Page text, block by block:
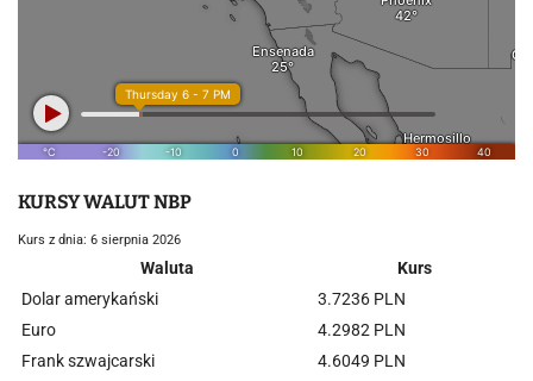
KURSY WALUT NBP
Kurs z dnia: 6 sierpnia 2026
Waluta
Kurs
Dolar amerykański
3.7236 PLN
Euro
4.2982 PLN
Frank szwajcarski
4.6049 PLN